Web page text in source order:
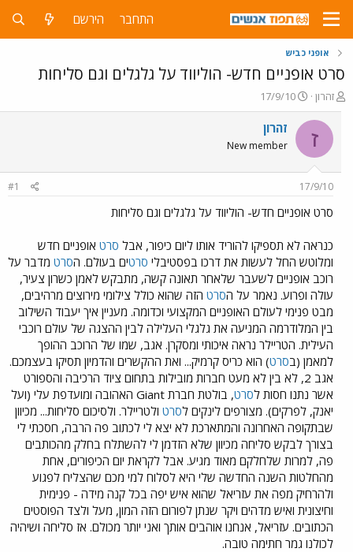
התחבר הירשם
אופני כביש
סרט אופניים חדש- הוליווד על גלגלים וגם סליחות
פ
ו
ת
ח
ה
ו
ש
א
זהרון
פ
ו
ס
ר
ך
17/9/10
ז זהרון
New member
17/9/10
#1
סרט אופניים חדש- הוליווד על גלגלים וגם סליחות
כנראה לא תספיקו להוריד אותו ליום כיפור, אבל סרט אופניים חדש
ומלוטש החל לעשות את דרכו בפסטיבלי סרטים בעולם. הסרט מדבר על
רוכב אופניים לשעבר שלאחר תאונה קשה, מתבקש לאמן כשרון צעיר,
עולה ופרוע. נאמר על הסרט הזה שהוא כולל צילומי מירוצים מרהיבים,
מבט פנימי לעולם האופניים המקצועי וכדומה. מעניין איך יעבוד השילוב
בין המלודרמה המניעה את גלגלי העלילה לבין ההצגה של עולם רוכבי
העילית. הטריילר נראה איכותי ומסקרן. אגב, שמו של הרוכב ההופך
למאמן (בסרט) הוא כריס קרמיק... ואת ההקשרים והדמיון תסיקו בעצמכם.
אגב 2, לא בין לא מעט חברות מובילות בתחום ציוד הרכיבה והספורט
אשר נתנו חסות לסרט
, בולטת חברת Giant האהובה ומועדפת עלי (ועל
יאנק, לפרקים). מצורפים לינקים לסרט ולטריילר. ולסיכום סליחות... מכיוון
שבתקופה האחרונה והמתארכת לא יצא לי לכתוב פה הרבה, חסכתי לי
בצורך לבקש סליחה מכיוון שלא הזדמן לי להשתלח בחלק מהכותבים
פה, למרות שלחלקם מאוד מגיע. אבל לקראת יום הכיפורים, אחת
מהחלטות השנה החדשה שלי היא לסלוח למי מכם שהצליח לפגוע
ולהרחיק מפה את עזריאל שהוא איש יפה בכל קנה מידה - פנימית
וחיצונית ואיש מדהים ויקר שנתן לפורום הזה המון, מעל ולצד הפוסטים
הכתובים. עזריאל, אנחנו אוהבים אותך ואני יותר מכולם. אז סליחה ושיהיה
לכולנו גמר חתימה טובה.